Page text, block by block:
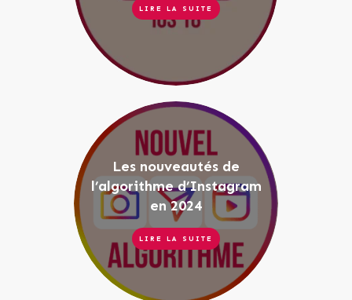
LIRE LA SUITE
Les nouveautés de
l’algorithme d’Instagram
en 2024
LIRE LA SUITE